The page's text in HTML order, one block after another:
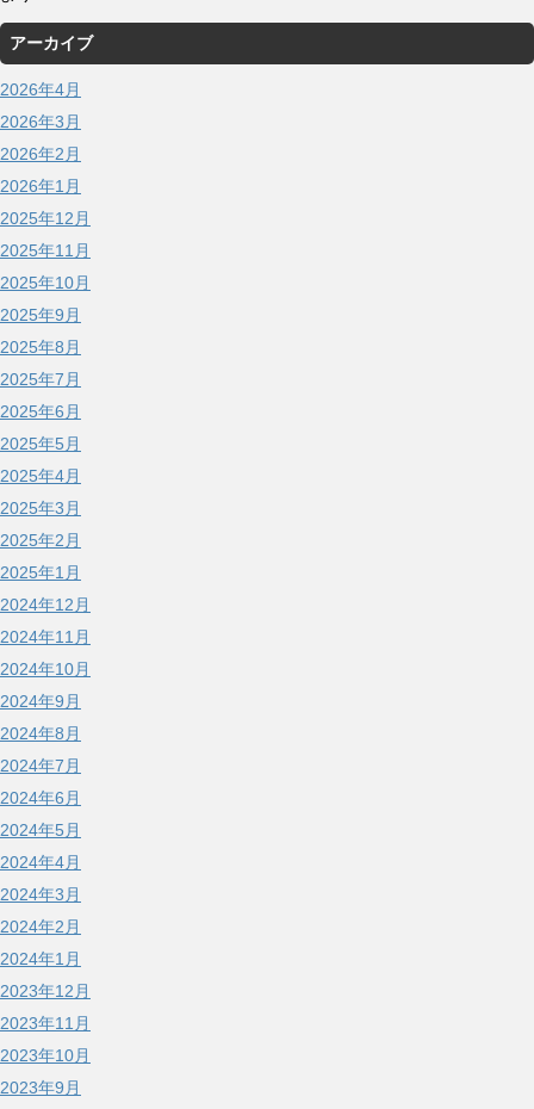
アーカイブ
2026年4月
2026年3月
2026年2月
2026年1月
2025年12月
2025年11月
2025年10月
2025年9月
2025年8月
2025年7月
2025年6月
2025年5月
2025年4月
2025年3月
2025年2月
2025年1月
2024年12月
2024年11月
2024年10月
2024年9月
2024年8月
2024年7月
2024年6月
2024年5月
2024年4月
2024年3月
2024年2月
2024年1月
2023年12月
2023年11月
2023年10月
2023年9月